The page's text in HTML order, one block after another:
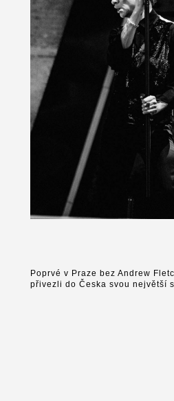
Poprvé v Praze bez Andrew
přivezli do Česka svou největší